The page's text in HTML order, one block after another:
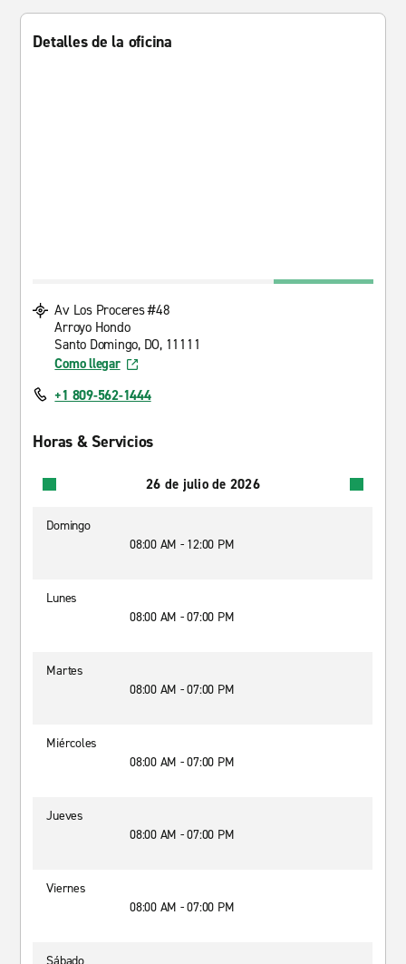
Detalles de la oficina
Av Los Proceres #48
Arroyo Hondo
Santo Domingo, DO, 11111
Como llegar
+1 809-562-1444
Horas & Servicios
26 de julio de 2026
Domingo
08:00 AM - 12:00 PM
Lunes
08:00 AM - 07:00 PM
Martes
08:00 AM - 07:00 PM
Miércoles
08:00 AM - 07:00 PM
Jueves
08:00 AM - 07:00 PM
Viernes
08:00 AM - 07:00 PM